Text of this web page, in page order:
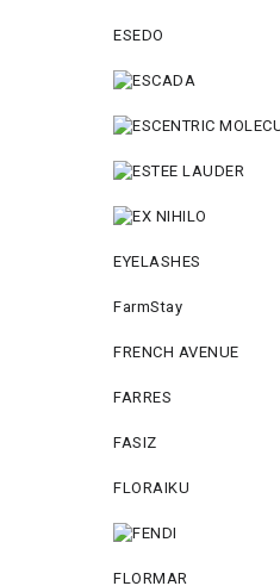
ESEDO
EYELASHES
FarmStay
FRENCH AVENUE
FARRES
FASIZ
FLORAIKU
FLORMAR